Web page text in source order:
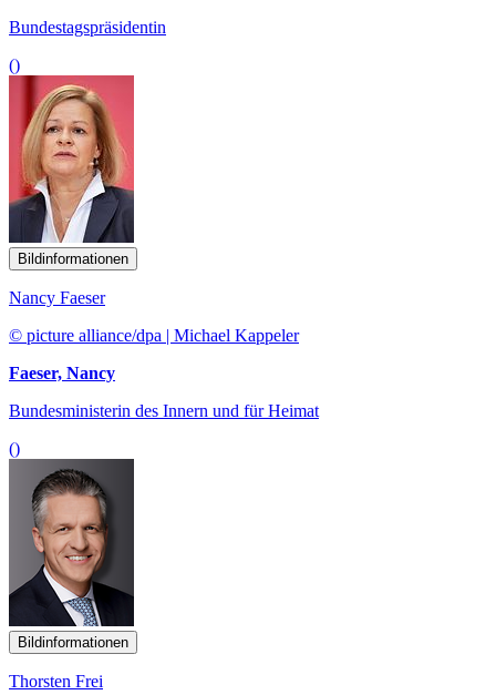
Bundestagspräsidentin
()
Bildinformationen
Nancy Faeser
© picture alliance/dpa | Michael Kappeler
Faeser, Nancy
Bundesministerin des Innern und für Heimat
()
Bildinformationen
Thorsten Frei